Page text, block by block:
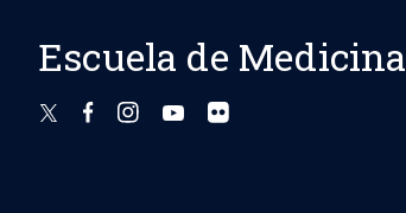
Escuela de Medicina